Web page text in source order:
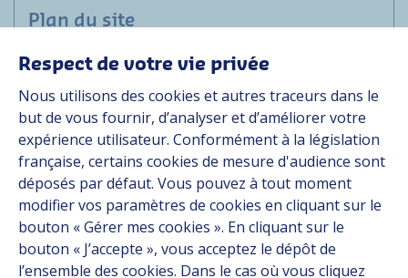
Plan du site
Marchés
Solutions
Ressources
À propos
Carrière
Contact
Suivez-nous
Respect de votre vie privée
Nous utilisons des cookies et autres traceurs dans le
but de vous fournir, d’analyser et d’améliorer votre
expérience utilisateur. Conformément à la législation
française, certains cookies de mesure d'audience sont
déposés par défaut. Vous pouvez à tout moment
modifier vos paramètres de cookies en cliquant sur le
bouton « Gérer mes cookies ». En cliquant sur le
bouton « J’accepte », vous acceptez le dépôt de
l’ensemble des cookies. Dans le cas où vous cliquez